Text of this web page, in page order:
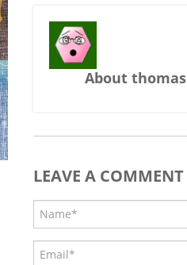
About thomas
LEAVE A COMMENT